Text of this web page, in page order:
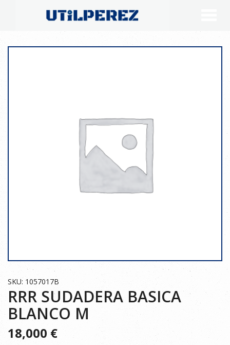
SKU: 1057017B
RRR SUDADERA BASICA
BLANCO M
18,000 €